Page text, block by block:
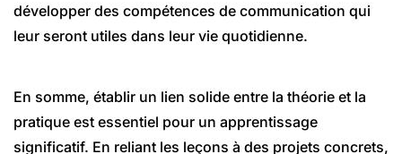
développer des compétences de communication qui
leur seront utiles dans leur vie quotidienne.
En somme, établir un lien solide entre la théorie et la
pratique est essentiel pour un apprentissage
significatif. En reliant les leçons à des projets concrets,